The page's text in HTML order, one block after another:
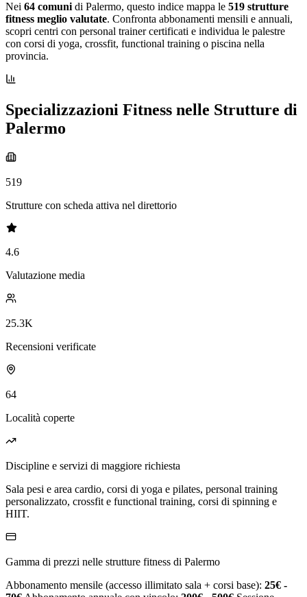
Nei 64 comuni di Palermo, questo indice mappa le 519 strutture
fitness meglio valutate. Confronta abbonamenti mensili e annuali,
scopri centri con personal trainer certificati e individua le palestre
con corsi di yoga, crossfit, functional training o piscina nella
provincia.
Specializzazioni Fitness nelle Strutture di
Palermo
519
Strutture con scheda attiva nel direttorio
4.6
Valutazione media
25.3K
Recensioni verificate
64
Località coperte
Discipline e servizi di maggiore richiesta
Sala pesi e area cardio, corsi di yoga e pilates, personal training
personalizzato, crossfit e functional training, corsi di spinning e
HIIT.
Gamma di prezzi nelle strutture fitness di Palermo
Abbonamento mensile (accesso illimitato sala + corsi base): 25€ -